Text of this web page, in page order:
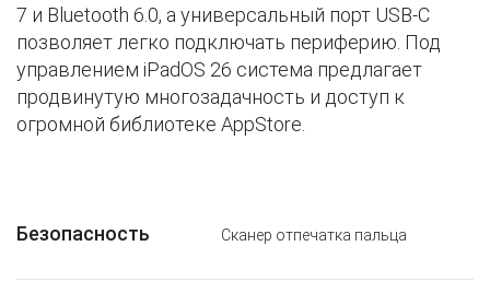
7 и Bluetooth 6.0, а универсальный порт USB-C
позволяет легко подключать периферию. Под
управлением iPadOS 26 система предлагает
продвинутую многозадачность и доступ к
огромной библиотеке AppStore.
Безопасность Сканер отпечатка пальца